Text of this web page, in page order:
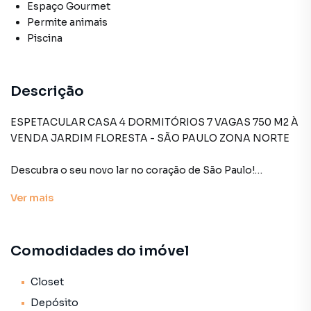
Espaço Gourmet
Permite animais
Piscina
Descrição
ESPETACULAR CASA 4 DORMITÓRIOS 7 VAGAS 750 M2 À
VENDA JARDIM FLORESTA - SÃO PAULO ZONA NORTE
Descubra o seu novo lar no coração de São Paulo!
apresenta uma casa espetacular, disponível para venda,
espaço e conforto, esta residência impressiona com seus
quadrados de área construída.
Ver mais
Comodidades do imóvel
Closet
Depósito